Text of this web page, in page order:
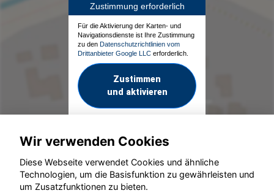
Zustimmung erforderlich
Für die Aktivierung der Karten- und
Navigationsdienste ist Ihre Zustimmung
zu den Datenschutzrichtlinien vom
Drittanbieter Google LLC erforderlich.
Zustimmen
und aktivieren
© konjunkturmotor.de GmbH 2020 - 2026
Wir verwenden Cookies
Diese Webseite verwendet Cookies und ähnliche
Technologien, um die Basisfunktion zu gewährleisten und
um Zusatzfunktionen zu bieten.